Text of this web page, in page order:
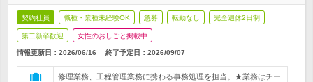
契約社員 職種・業種未経験OK 急募 転勤なし 完全週休2日制
第二新卒歓迎 女性のおしごと掲載中
情報更新日：2026/06/16 終了予定日： 2026/09/07
修理業務、工程管理業務に携わる事務処理を担当。★業務はチー